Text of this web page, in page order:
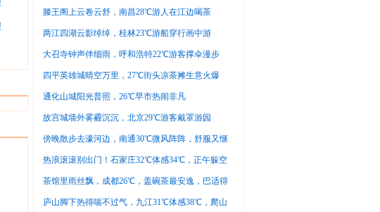
-1℃~14℃
滕王阁上云卷云舒，南昌28℃游人在江边喝茶
两江四湖云影绰绰，桂林23℃游船穿行画中游
大召寺钟声伴细雨，呼和浩特22℃游客撑伞漫步
四平英雄城晴空万里，27℃街头凉茶摊生意火爆
通化山城阳光普照，26℃早市热闹非凡
故宫城墙外雾霾沉沉，北京29℃游客戴罩游园
傍晚散步去濠河边，南通30℃微风阵阵，舒服又惬
意
热浪滚滚别出门！石家庄32℃体感34℃，正午躲空
调房
茶馆里雨丝飘，成都26℃，盖碗茶最安逸，巴适得
很
庐山脚下热得喘不过气，九江31℃体感38℃，爬山